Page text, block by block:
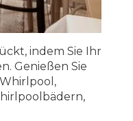
indem Sie Ihr
Genießen Sie